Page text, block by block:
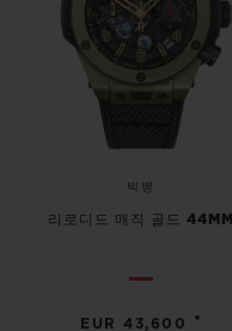
빅뱅
리로디드 매직 골드 44MM
EUR 43,600 •